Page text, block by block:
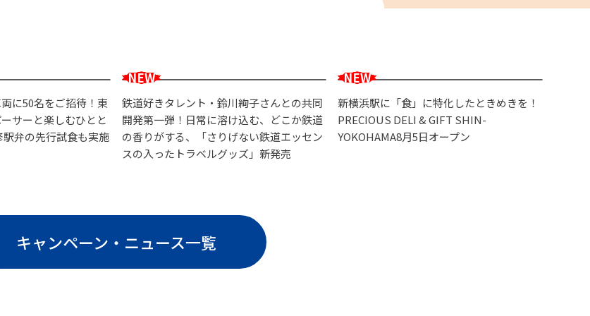
に50名をご招待！東
サーと楽しむひとと
弁の先行試食も実施
鉄道好きタレント・鈴川絢子さんとの共同
開発第一弾！日常に溶け込む、どこか鉄道
の香りがする、「さりげない鉄道エッセン
スの入ったトラベルグッズ」新発売
新横浜駅に「食」に特化したときめきを！
PRECIOUS DELI & GIFT SHIN-
YOKOHAMA8月5日オープン
キャンペーン・ニュース一覧